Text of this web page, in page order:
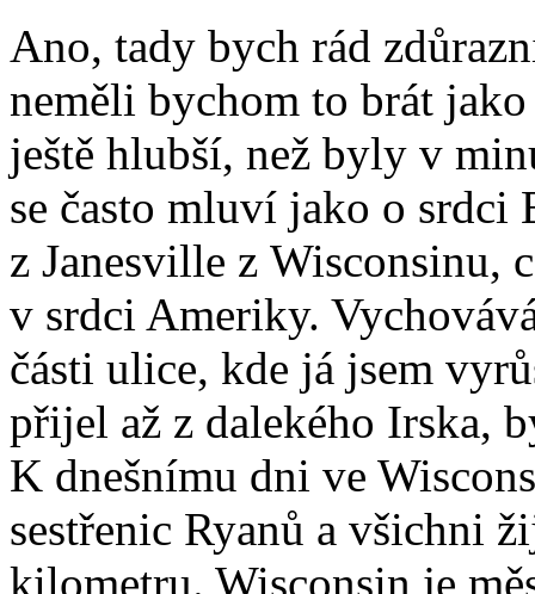
Ano, tady bych rád
neměli bychom to brát
ještě hlubší, než byly v
se často mluví jako o srdci
z Janesville z Wisconsinu,
v srdci Ameriky.
části ulice, kde já jsem
přijel až z dalekého Irska,
K dnešnímu dni ve
sestřenic Ryanů a všichni
kilometru. Wisconsin je